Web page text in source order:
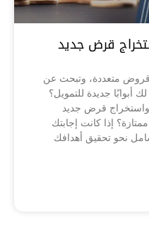
قرض جديد
متعددة، وتبحث عن
أبوابًا جديدة للتمويل؟
قرض جديد
إذا كانت إجابتك
نحو تحقيق أهدافك